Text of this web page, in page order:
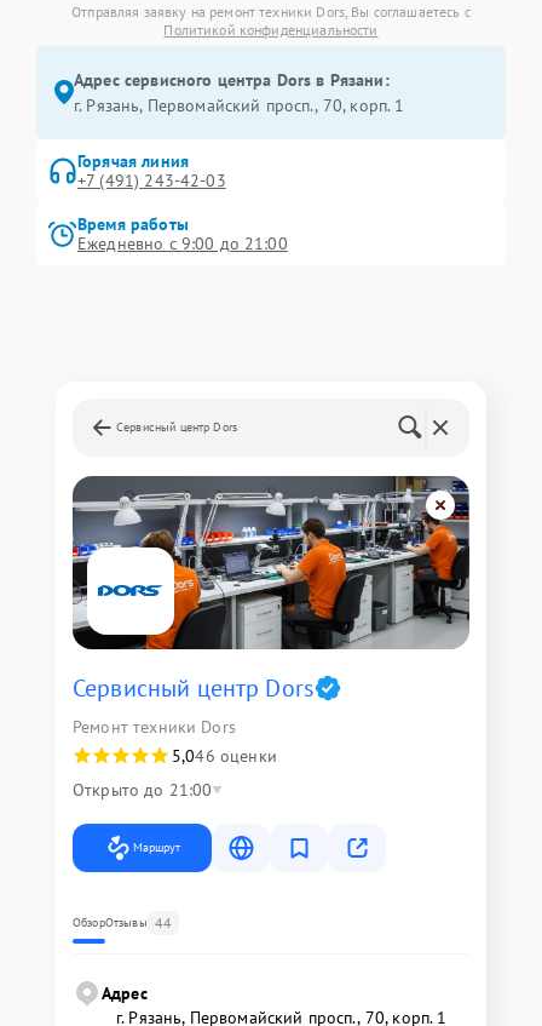
Отправляя заявку на ремонт техники Dors, Вы соглашаетесь с
Политикой конфиденциальности
Адрес сервисного центра Dors в Рязани:
г. Рязань, Первомайский просп., 70, корп. 1
Горячая линия
+7 (491) 243-42-03
Время работы
Ежедневно с 9:00 до 21:00
Сервисный центр Dors
Сервисный центр Dors
Ремонт техники Dors
5,046 оценки
Открыто до 21:00
Маршрут
ОбзорОтзывы 44
Адрес
г. Рязань, Первомайский просп., 70, корп. 1